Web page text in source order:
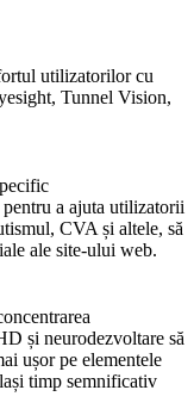
utilizatorilor cu
Tunnel Vision,
a ajuta utilizatorii
CVA și altele, să
ale site-ului web.
și neurodezvoltare să
ușor pe elementele
timp semnificativ